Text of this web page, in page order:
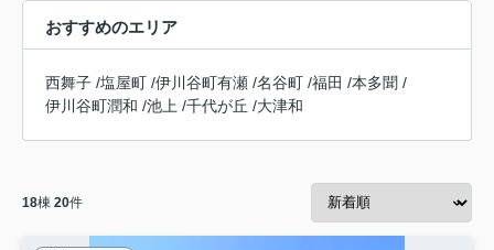
おすすめのエリア
西舞子 /塩屋町 /伊川谷町有瀬 /名谷町 /福田 /本多聞 /
伊川谷町潤和 /池上 /千代が丘 /大津和
18棟 20件